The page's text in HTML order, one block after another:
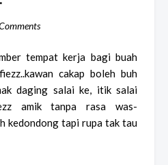
tempat kerja bagi buah
cakap boleh buh
daging salai ke, itik salai
amik tanpa rasa was-
kedondong tapi rupa tak tau